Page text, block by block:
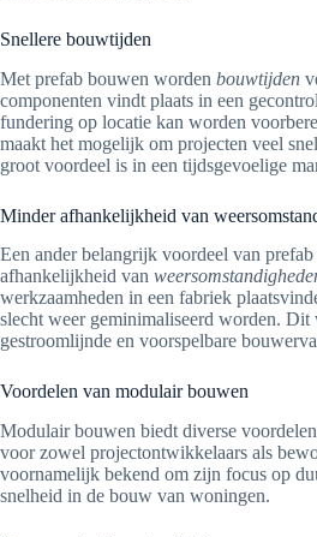
Snellere bouwtijden
Met prefab bouwen worden bouwtijden
componenten vindt plaats in een
fundering op locatie kan worden
maakt het mogelijk om projecten veel
groot voordeel is in een tijdsgevoelige
Minder afhankelijkheid van
Een ander belangrijk voordeel van
afhankelijkheid van
werkzaamheden in een fabriek
slecht weer geminimaliseerd worden. Dit
gestroomlijnde en voorspelbare
Voordelen van modulair bouwen
Modulair bouwen biedt diverse
voor zowel projectontwikkelaars als
voornamelijk bekend om zijn focus op
snelheid in de bouw van woningen.